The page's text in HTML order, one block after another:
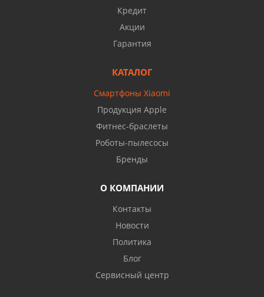
Кредит
Акции
Гарантия
КАТАЛОГ
Смартфоны Xiaomi
Продукция Apple
Фитнес-браслеты
Роботы-пылесосы
Бренды
О КОМПАНИИ
Контакты
Новости
Политика
Блог
Сервисный центр